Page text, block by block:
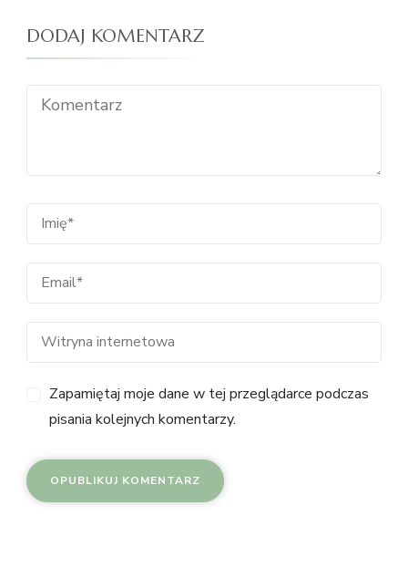
DODAJ KOMENTARZ
Zapamiętaj moje dane w tej przeglądarce podczas
pisania kolejnych komentarzy.